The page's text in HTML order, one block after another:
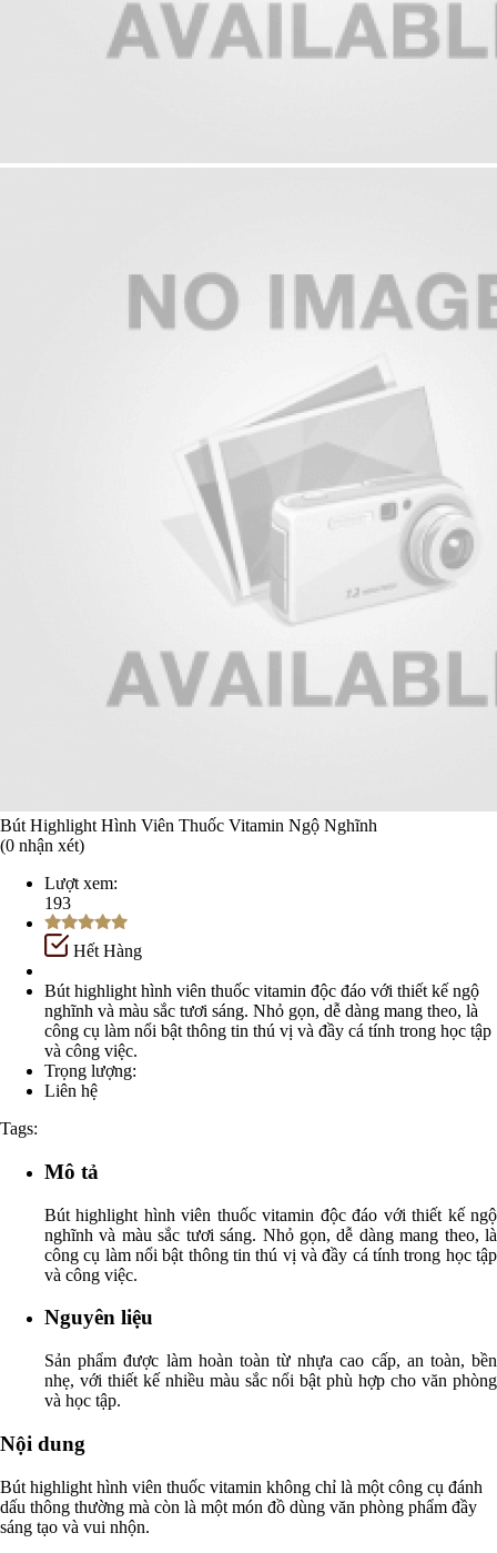
Bút Highlight Hình Viên Thuốc Vitamin Ngộ Nghĩnh
(0 nhận xét)
Lượt xem:
193
Hết Hàng
Bút highlight hình viên thuốc vitamin độc đáo với thiết kế ngộ
nghĩnh và màu sắc tươi sáng. Nhỏ gọn, dễ dàng mang theo, là
công cụ làm nổi bật thông tin thú vị và đầy cá tính trong học tập
và công việc.
Trọng lượng:
Liên hệ
Tags:
Mô tả
Bút highlight hình viên thuốc vitamin độc đáo với thiết kế ngộ
nghĩnh và màu sắc tươi sáng. Nhỏ gọn, dễ dàng mang theo, là
công cụ làm nổi bật thông tin thú vị và đầy cá tính trong học tập
và công việc.
Nguyên liệu
Sản phẩm được làm hoàn toàn từ nhựa cao cấp, an toàn, bền
nhẹ, với thiết kế nhiều màu sắc nổi bật phù hợp cho văn phòng
và học tập.
Nội dung
Bút highlight hình viên thuốc vitamin không chỉ là một công cụ đánh
dấu thông thường mà còn là một món đồ dùng văn phòng phẩm đầy
sáng tạo và vui nhộn.